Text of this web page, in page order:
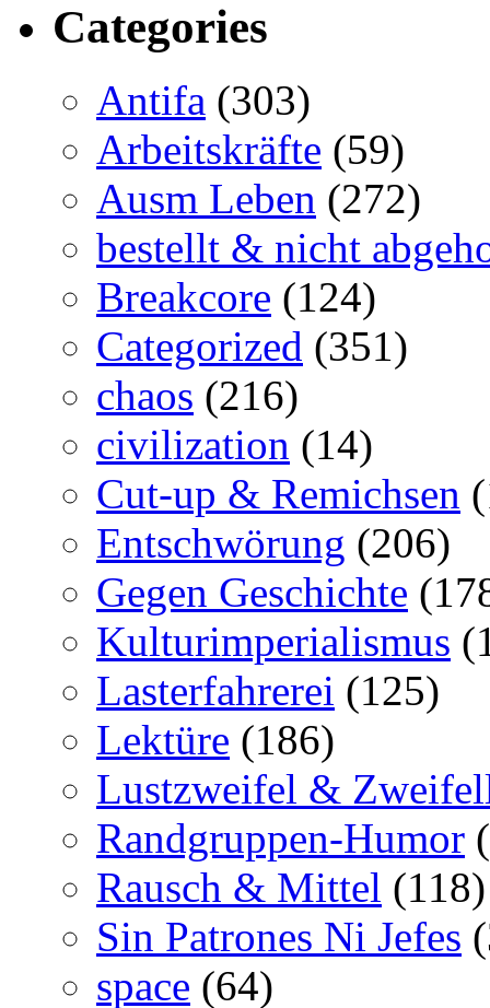
Categories
Antifa (303)
Arbeitskräfte (59)
Ausm Leben (272)
bestellt & nicht
Breakcore (124)
Categorized (351)
chaos (216)
civilization (14)
Cut-up & Remichsen
Entschwörung (206)
Gegen Geschichte
Kulturimperialismus
Lasterfahrerei (125)
Lektüre (186)
Lustzweifel &
Randgruppen-Humor
Rausch & Mittel (118)
Sin Patrones Ni Jefes
space (64)